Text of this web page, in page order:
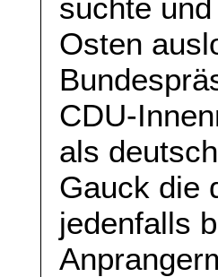
suchte
Osten
CDU-
als
Gauck die
jedenfalls